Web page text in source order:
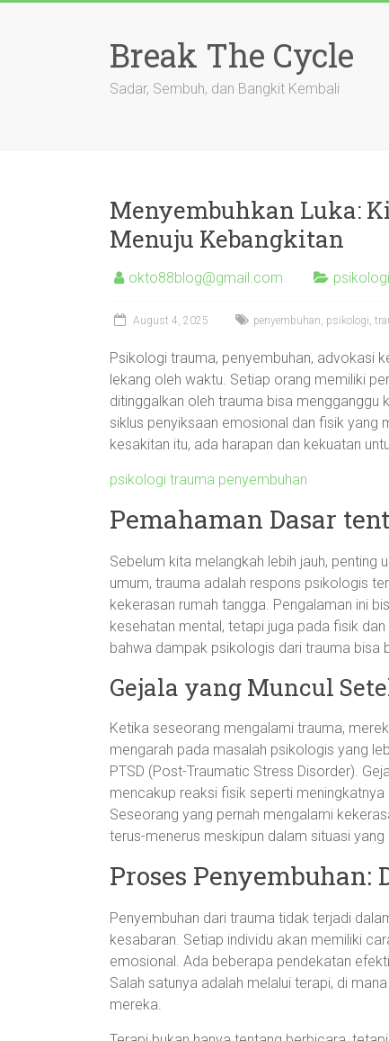
Break The Cycle
Sadar, Sembuh, dan Bangkit Kembali
Menyembuhkan Luka:
Menuju Kebangkitan
okto88blog@gmail.com
August 4, 2025 penyembuhan, psikologi,
Psikologi trauma, penyembuhan, advokasi
lekang oleh waktu. Setiap orang memiliki
ditinggalkan oleh trauma bisa mengganggu
siklus penyiksaan emosional dan fisik yang
kesakitan itu, ada harapan dan kekuatan
psikologi trauma penyembuhan
Pemahaman Dasar
Sebelum kita melangkah lebih jauh,
umum, trauma adalah respons psikologis
kekerasan rumah tangga. Pengalaman ini
kesehatan mental, tetapi juga pada fisik
bahwa dampak psikologis dari trauma bisa
Gejala yang Muncul
Ketika seseorang mengalami trauma,
mengarah pada masalah psikologis yang
PTSD (Post-Traumatic Stress Disorder).
mencakup reaksi fisik seperti
Seseorang yang pernah mengalami
terus-menerus meskipun dalam situasi yang
Proses
Penyembuhan dari trauma tidak terjadi
kesabaran. Setiap individu akan memiliki
emosional. Ada beberapa pendekatan
Salah satunya adalah melalui terapi, di
mereka.